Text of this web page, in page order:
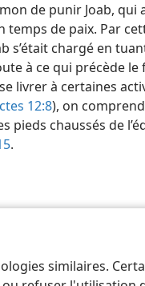
similaires.
de punir Joab, qui
temps de paix. Par
s’était chargé en
à ce qui précède
livrer à certaines
12:8), on
pieds chaussés de
.